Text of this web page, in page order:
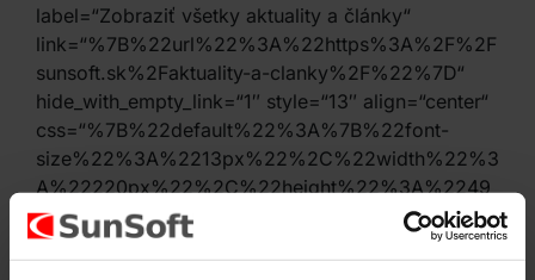
label=“Zobraziť všetky aktuality a články“
link=“%7B%22url%22%3A%22https%3A%2F%2F
sunsoft.sk%2Faktuality-a-clanky%2F%22%7D“
hide_with_empty_link=“1″ style=“13″ align=“center“
css=“%7B%22default%22%3A%7B%22font-
size%22%3A%2213px%22%2C%22width%22%3
A%22220px%22%2C%22height%22%3A%2249
px%22%7D%7D“][/vc_column_inner]
[/vc_row_inner][/vc_column][/vc_row][vc_row